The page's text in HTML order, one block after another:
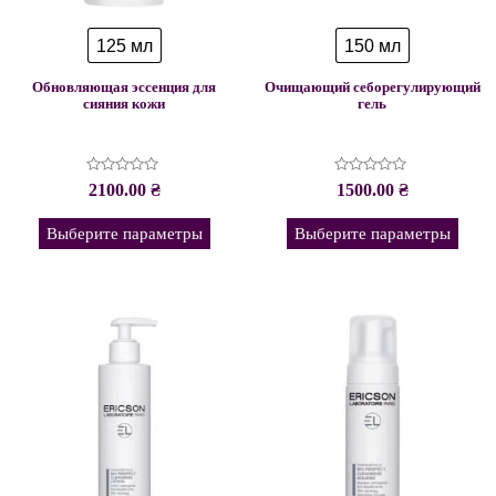
125 мл
Обновляющая эссенция для
сияния кожи
Оценка
0
2100.00 ₴
Выберите параметры
150 мл
Очищающий себорегулирующий
гель
Оценка
0
1500.00 ₴
Выберите параметры